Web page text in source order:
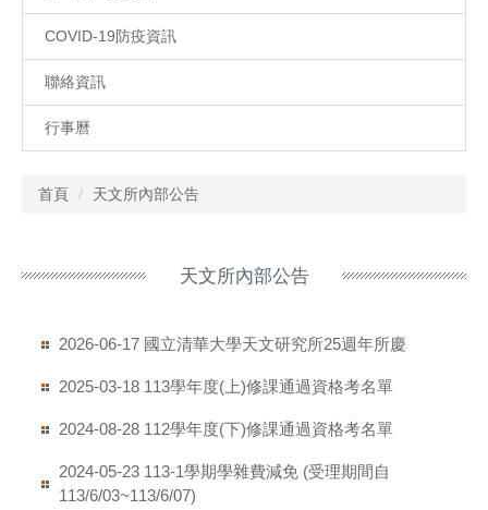
COVID-19防疫資訊
聯絡資訊
行事曆
首頁 天文所內部公告
天文所內部公告
2026-06-17 國立清華大學天文研究所25週年所慶
2025-03-18 113學年度(上)修課通過資格考名單
2024-08-28 112學年度(下)修課通過資格考名單
2024-05-23 113-1學期學雜費減免 (受理期間自
113/6/03~113/6/07)